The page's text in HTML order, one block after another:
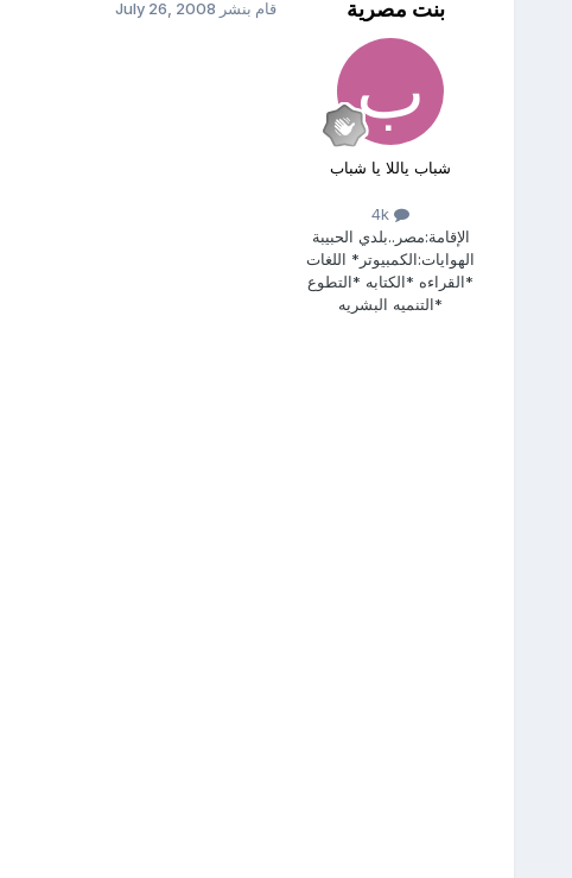
بنت مصرية
شباب ياللا يا شباب
4k
الإقامة:مصر..بلدي الحبيبة
الهوايات:الكمبيوتر* اللغات
*القراءه *الكتابه *التطوع
*التنميه البشريه
قام بنشر July 26, 2008